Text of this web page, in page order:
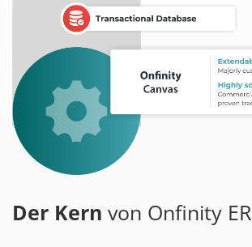
Der Kern von Onfinity